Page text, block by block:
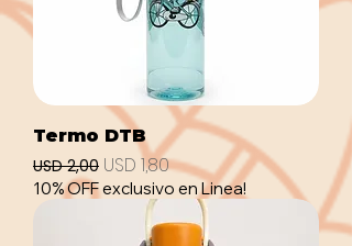
Termo DTB
Precio
USD 2,00 Precio de oferta
USD 1,80
10% OFF exclusivo en Linea!